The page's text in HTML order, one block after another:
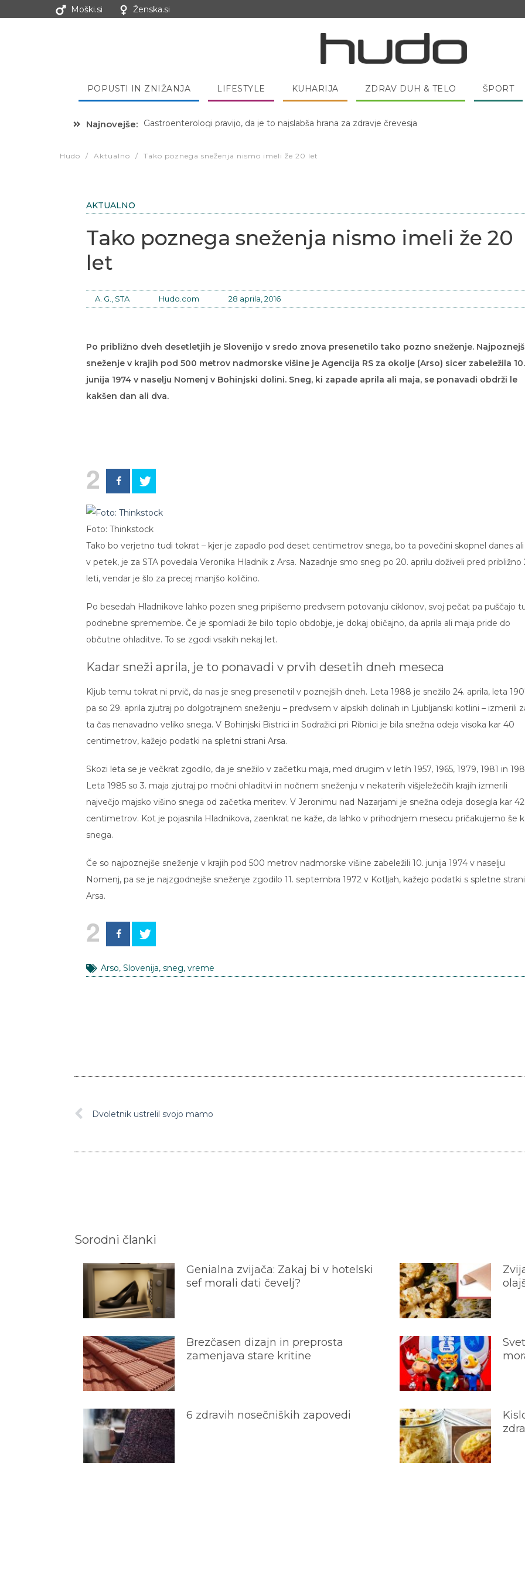
Moški.si Ženska.si
POPUSTI IN ZNIŽANJA LIFESTYLE KUHARIJA ZDRAV DUH & TELO ŠPORT
Najnovejše: Hibernacijska dieta: Zakaj je pred spanjem dobro pojesti žlico medu?
Hudo / Aktualno / Tako poznega sneženja nismo imeli že 20 let
AKTUALNO
Tako poznega sneženja nismo imeli že 20
let
A. G., STA Hudo.com 28 aprila, 2016
Po približno dveh desetletjih je Slovenijo v sredo znova presenetilo tako pozno sneženje.
sneženje v krajih pod 500 metrov nadmorske višine je Agencija RS za okolje (Arso) sicer zabeležila 10.
junija 1974 v naselju Nomenj v Bohinjski dolini. Sneg, ki zapade aprila ali maja, se ponavadi obdrži le
kakšen dan ali dva.
2
Foto: Thinkstock
Tako bo verjetno tudi tokrat – kjer je zapadlo pod deset centimetrov snega, bo ta povečini skopnel danes
v petek, je za STA povedala Veronika Hladnik z Arsa. Nazadnje smo sneg po 20. aprilu doživeli pred približno
leti, vendar je šlo za precej manjšo količino.
Po besedah Hladnikove lahko pozen sneg pripišemo predvsem potovanju ciklonov, svoj pečat pa puščajo
podnebne spremembe. Če je spomladi že bilo toplo obdobje, je dokaj običajno, da aprila ali maja pride do
občutne ohladitve. To se zgodi vsakih nekaj let.
Kadar sneži aprila, je to ponavadi v prvih desetih dneh meseca
Kljub temu tokrat ni prvič, da nas je sneg presenetil v poznejših dneh. Leta 1988 je snežilo 24. aprila, leta
pa so 29. aprila zjutraj po dolgotrajnem sneženju – predvsem v alpskih dolinah in Ljubljanski kotlini – izmerili
ta čas nenavadno veliko snega. V Bohinjski Bistrici in Sodražici pri Ribnici je bila snežna odeja visoka kar 40
centimetrov, kažejo podatki na spletni strani Arsa.
Skozi leta se je večkrat zgodilo, da je snežilo v začetku maja, med drugim v letih 1957, 1965, 1979, 1981 in
Leta 1985 so 3. maja zjutraj po močni ohladitvi in nočnem sneženju v nekaterih višjeležečih krajih izmerili
največjo majsko višino snega od začetka meritev. V Jeronimu nad Nazarjami je snežna odeja dosegla kar 42
centimetrov. Kot je pojasnila Hladnikova, zaenkrat ne kaže, da lahko v prihodnjem mesecu pričakujemo še
snega.
Če so najpoznejše sneženje v krajih pod 500 metrov nadmorske višine zabeležili 10. junija 1974 v naselju
Nomenj, pa se je najzgodnejše sneženje zgodilo 11. septembra 1972 v Kotljah, kažejo podatki s spletne strani
Arsa.
2
Arso, Slovenija, sneg, vreme
Dvoletnik ustrelil svojo mamo
Sorodni članki
Genialna zvijača: Zakaj bi v hotelski
sef morali dati čevelj?
Brezčasen dizajn in preprosta
zamenjava stare kritine
6 zdravih nosečniških zapovedi